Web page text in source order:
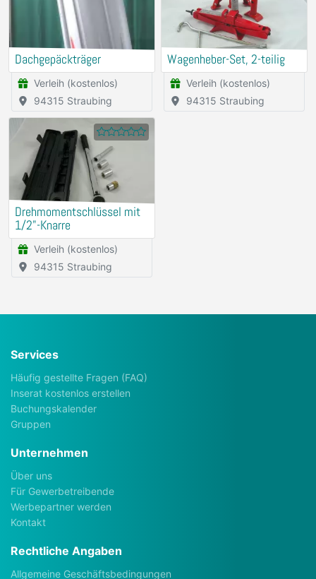
Dachgepäckträger
Verleih (kostenlos)
94315 Straubing
Wagenheber-Set, 2-teilig
Verleih (kostenlos)
94315 Straubing
Drehmomentschlüssel mit
1/2"-Knarre
Verleih (kostenlos)
94315 Straubing
Services
Häufig gestellte Fragen (FAQ)
Inserat kostenlos erstellen
Buchungskalender
Gruppen
Unternehmen
Über uns
Für Gewerbetreibende
Werbepartner werden
Kontakt
Rechtliche Angaben
Allgemeine Geschäftsbedingungen